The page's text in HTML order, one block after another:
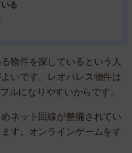
る
物件を探しているという人
いです。レオパレス物件は
ルになりやすいからです。
ネット回線が整備されてい
す。オンラインゲームをす